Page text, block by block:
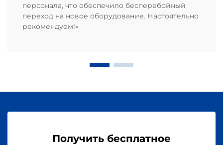
персонала, что обеспечило бесперебойный
переход на новое оборудование. Настоятельно
рекомендуем!»
Получить бесплатное